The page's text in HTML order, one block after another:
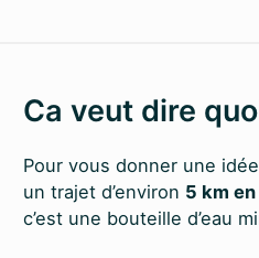
Ca veut dire
Pour vous donner une
un trajet d’environ 5 km
c’est une bouteille d’eau